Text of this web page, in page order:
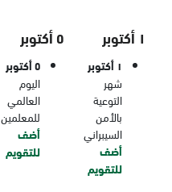
١ أكتوبر
١ أكتوبر
شهر
التوعية
بالأمن
السيبراني
أضف
للتقويم
٥ أكتوبر
٥ أكتوبر
اليوم
العالمي
للمعلمين
أضف
للتقويم